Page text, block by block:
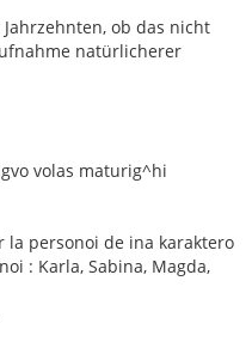
ob das nicht
natürlicherer
volas maturig^hi
la personoi de ina karaktero
: Karla, Sabina, Magda,